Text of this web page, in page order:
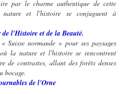
par le charme authentique de cette
et l'histoire se conjuguent à
l'Histoire et de la Beauté.
Suisse normande » pour ses paysages
la nature et l'histoire se rencontrent
de contrastes, allant des forêts denses
bocage.
de l'Orne